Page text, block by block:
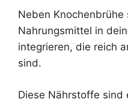
Neben Knochenbrühe
Nahrungsmittel in
integrieren, die reich
sind.
Diese Nährstoffe sind